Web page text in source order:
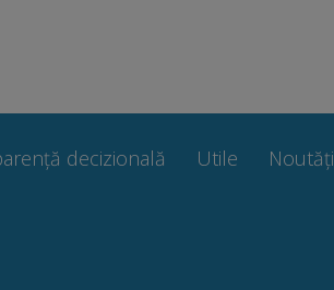
decizională Utile Noutăți